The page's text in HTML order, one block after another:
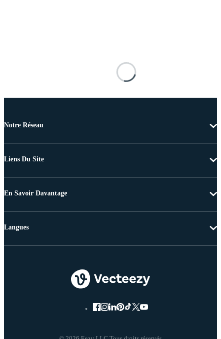
Notre Réseau
Liens Du Site
En Savoir Davantage
Langues